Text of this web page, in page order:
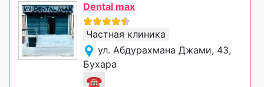
Dental max
Частная клиника
ул. Абдурахмана Джами, 43,
Бухара
☎